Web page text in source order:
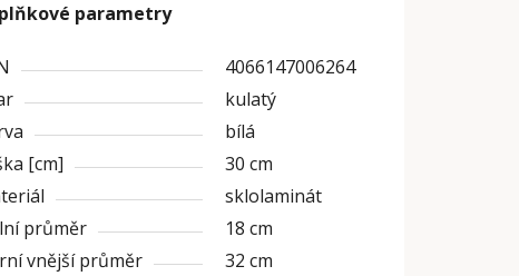
parametry
4066147006264
kulatý
bílá
[cm]
30 cm
sklolaminát
průměr
18 cm
vnější průměr
32 cm